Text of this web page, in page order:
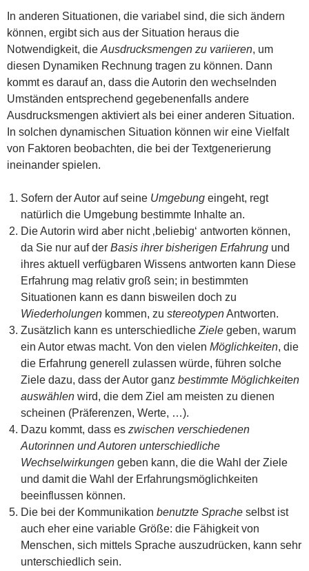
In anderen Situationen, die variabel sind, die sich ändern
können, ergibt sich aus der Situation heraus die
Notwendigkeit, die Ausdrucksmengen zu variieren, um
diesen Dynamiken Rechnung tragen zu können. Dann
kommt es darauf an, dass die Autorin den wechselnden
Umständen entsprechend gegebenenfalls andere
Ausdrucksmengen aktiviert als bei einer anderen Situation.
In solchen dynamischen Situation können wir eine Vielfalt
von Faktoren beobachten, die bei der Textgenerierung
ineinander spielen.
Sofern der Autor auf seine Umgebung eingeht, regt
natürlich die Umgebung bestimmte Inhalte an.
Die Autorin wird aber nicht ‚beliebig‘ antworten können,
da Sie nur auf der Basis ihrer bisherigen Erfahrung und
ihres aktuell verfügbaren Wissens antworten kann Diese
Erfahrung mag relativ groß sein; in bestimmten
Situationen kann es dann bisweilen doch zu
Wiederholungen kommen, zu stereotypenAntworten.
Zusätzlich kann es unterschiedliche Ziele geben, warum
ein Autor etwas macht. Von den vielen Möglichkeiten, die
die Erfahrung generell zulassen würde, führen solche
Ziele dazu, dass der Autor ganz bestimmte Möglichkeiten
auswählen wird, die dem Ziel am meisten zu dienen
scheinen (Präferenzen, Werte, …).
Dazu kommt, dass es zwischen verschiedenen
Autorinnen und Autoren unterschiedliche
Wechselwirkungen geben kann, die die Wahl der Ziele
und damit die Wahl der Erfahrungsmöglichkeiten
beeinflussen können.
Die bei der Kommunikation benutzte Sprache selbst ist
auch eher eine variable Größe: die Fähigkeit von
Menschen, sich mittels Sprache auszudrücken, kann sehr
unterschiedlich sein.